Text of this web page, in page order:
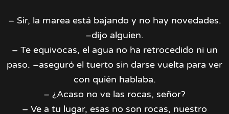
– Sir, la marea está bajando y no hay novedades.
–dijo alguien.
– Te equivocas, el agua no ha retrocedido ni un
paso. –aseguró el tuerto sin darse vuelta para ver
con quién hablaba.
– ¿Acaso no ve las rocas, señor?
– Ve a tu lugar, esas no son rocas, nuestro